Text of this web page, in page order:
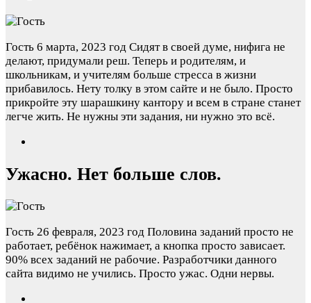
Гость 6 марта, 2023 год Сидят в своей думе, нифига не
делают, придумали реш. Теперь и родителям, и
школьникам, и учителям больше стресса в жизни
прибавилось. Нету толку в этом сайте и не было. Просто
прикройте эту шарашкину кантору и всем в стране станет
легче жить. Не нужны эти задания, ни нужно это всё.
Ужасно. Нет больше слов.
Гость 26 февраля, 2023 год Половина заданий просто не
работает, ребёнок нажимает, а кнопка просто зависает.
90% всех заданий не рабочие. Разработчики данного
сайта видимо не учились. Просто ужас. Одни нервы.